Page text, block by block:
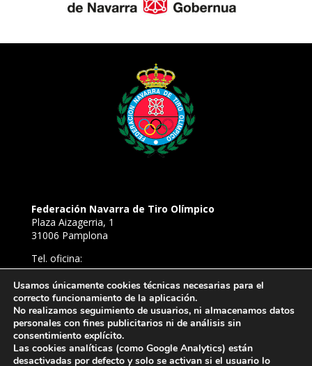
Federación Navarra de Tiro Olímpico
Plaza Aizagerria, 1
31006 Pamplona
Tel. oficina:
948 22 94 52
Tel. Campo de Tiro de Aizoáin:
638 81 54 39
E-mail:
ftironavarra@gmail.com
Usamos únicamente cookies técnicas necesarias para el
correcto funcionamiento de la aplicación.
No realizamos seguimiento de usuarios, ni almacenamos datos
personales con fines publicitarios ni de análisis sin
consentimiento explícito.
Las cookies analíticas (como Google Analytics) están
desactivadas por defecto y solo se activan si el usuario lo